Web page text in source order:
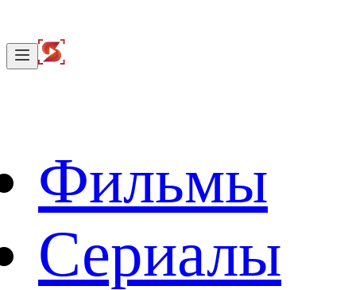
Фильмы
Сериалы